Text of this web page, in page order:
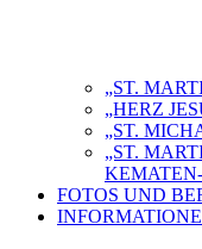
„ST.
„HERZ
„ST.
„ST.
FOTOS UND